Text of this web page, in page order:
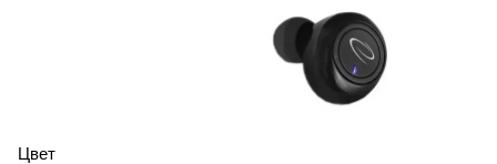
Цвет